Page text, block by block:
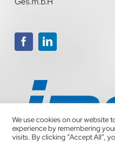
We use cookies on our website
experience by remembering
visits. By clicking “Accept All”,